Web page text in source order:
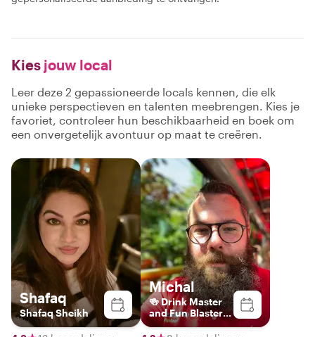
Kies jouw local
Leer deze 2 gepassioneerde locals kennen, die elk
unieke perspectieven en talenten meebrengen. Kies je
favoriet, controleer hun beschikbaarheid en boek om
een onvergetelijk avontuur op maat te creëren.
Shafaq
Shafaq Sheikh
Michal
🍻 Drink Master
and Fun Blaster
🍻